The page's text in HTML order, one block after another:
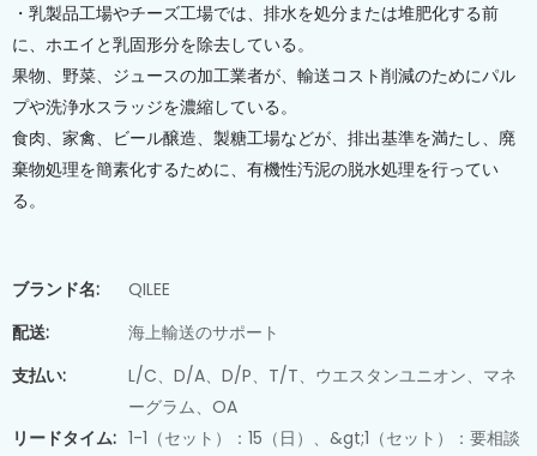
・乳製品工場やチーズ工場では、排水を処分または堆肥化する前
に、ホエイと乳固形分を除去している。
果物、野菜、ジュースの加工業者が、輸送コスト削減のためにパル
プや洗浄水スラッジを濃縮している。
食肉、家禽、ビール醸造、製糖工場などが、排出基準を満たし、廃
棄物処理を簡素化するために、有機性汚泥の脱水処理を行ってい
る。
ブランド名:
QILEE
配送:
海上輸送のサポート
支払い:
L/C、D/A、D/P、T/T、ウエスタンユニオン、マネ
ーグラム、OA
リードタイム: 1-1（セット）：15（日）、&gt;1（セット）：要相談